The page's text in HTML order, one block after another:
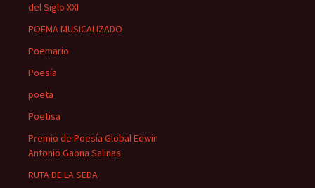
del Siglo XXI
POEMA MUSICALIZADO
Poemario
Poesía
poeta
Poetisa
Premio de Poesía Global Edwin
Antonio Gaona Salinas
RUTA DE LA SEDA